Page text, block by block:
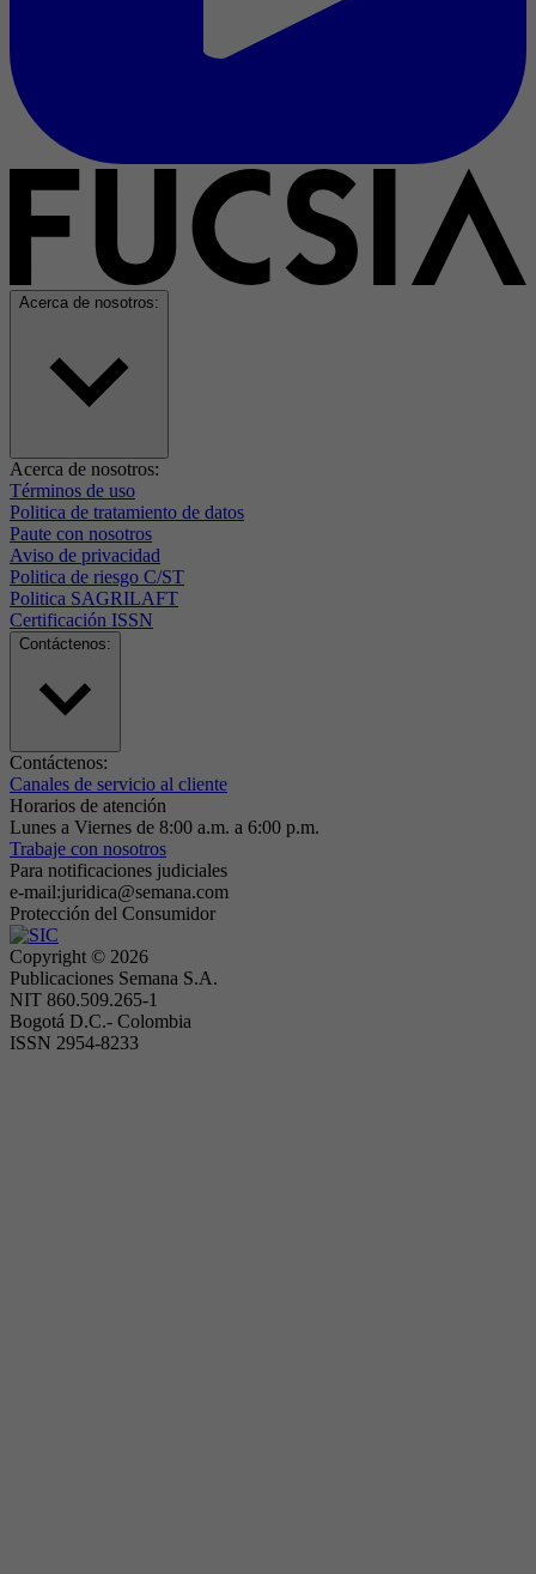
Acerca de nosotros:
Acerca de nosotros:
Términos de uso
Politica de tratamiento de datos
Paute con nosotros
Aviso de privacidad
Politica de riesgo C/ST
Politica SAGRILAFT
Certificación ISSN
Contáctenos:
Contáctenos:
Canales de servicio al cliente
Horarios de atención
Lunes a Viernes de 8:00 a.m. a 6:00 p.m.
Trabaje con nosotros
Para notificaciones judiciales
e-mail:juridica@semana.com
Protección del Consumidor
Copyright © 2026
Publicaciones Semana S.A.
NIT 860.509.265-1
Bogotá D.C.- Colombia
ISSN 2954-8233